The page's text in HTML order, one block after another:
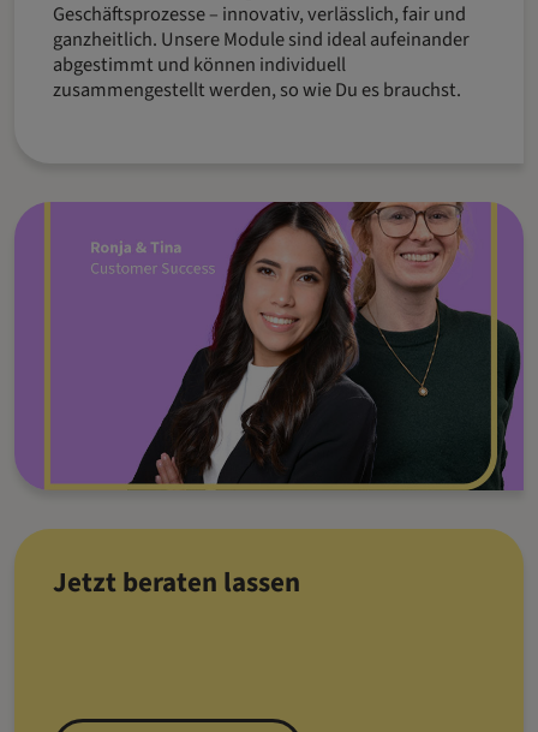
Geschäftsprozesse – innovativ, verlässlich, fair und
ganzheitlich. Unsere Module sind ideal aufeinander
abgestimmt und können individuell
zusammengestellt werden, so wie Du es brauchst.
Jetzt beraten lassen